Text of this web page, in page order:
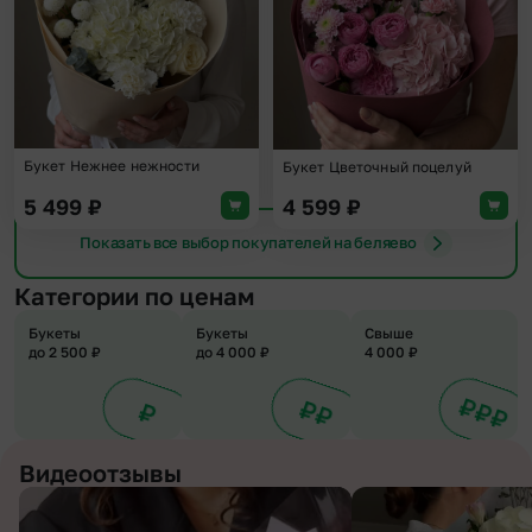
Букет Нежнее нежности
5 499 ₽
Букет Цветочный поцелуй
4 599 ₽
Показать все выбор покупателей на беляево
Категории по ценам
Букеты
до 2 500 ₽
Букеты
до 4 000 ₽
Свыше
4 000 ₽
Видеоотзывы